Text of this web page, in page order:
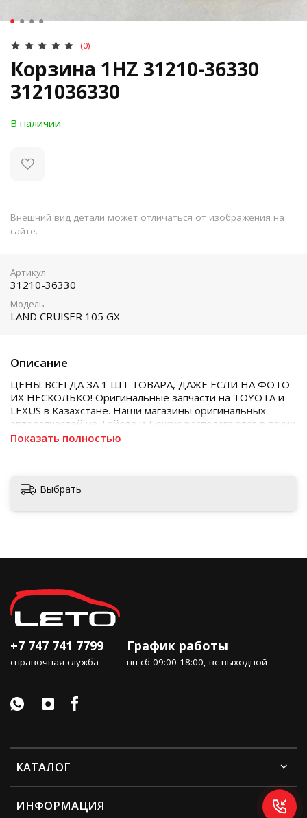
(0)
Корзина 1HZ 31210-36330
3121036330
В наличии
Внешний вид детали может отличаться от изображения на
сайте.
Описание
ЦЕНЫ ВСЕГДА ЗА 1 ШТ ТОВАРА, ДАЖЕ ЕСЛИ НА ФОТО
ИХ НЕСКОЛЬКО! Оригинальные запчасти на TOYOTA и
LEXUS в Казахстане. Наши магазины оригинальных
автозапчастей на Тойота и Лексус располагаются в таких
городах как Алматы, Астана, Шымкент, Кызылорда и
Показать полностью
Артикул
31210-36330
Модель
LAND CRUISER 105 GX
Выбрать
КАТАЛОГ
ИНФОРМАЦИЯ
+7 747 741 7799
справочная служба
График работы
пн-сб 09:00-18:00, вс выходной